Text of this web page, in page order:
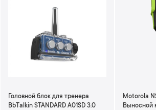
Головной блок для тренера
BbTalkin STANDARD A01SD 3.0
Motorola
Выносной